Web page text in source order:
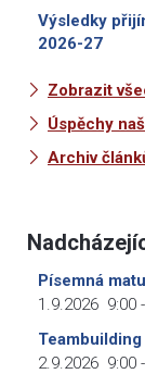
Výsledky
2026-27
Zobrazit
Úspěchy
Archiv
Písemná
1.9.2026 9:00 -
Teambuilding
2.9.2026 9:00 -